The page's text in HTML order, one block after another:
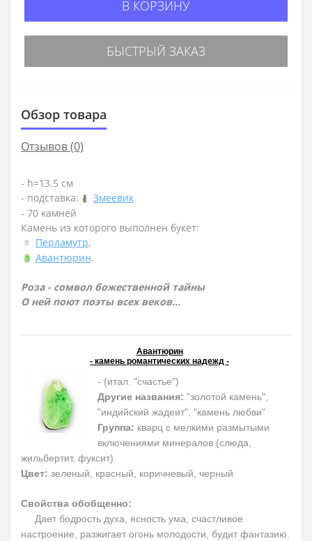
В КОРЗИНУ
БЫСТРЫЙ ЗАКАЗ
Обзор товара
Отзывов (0)
- h=13.5 см
- подставка:
Змеевик
- 70 камней
Камень из которого выполнен букет:
Перламутр,
Авантюрин.
Роза - сомвол божественной тайны
О ней поют поэты всех веков...
Авантюрин
- камень романтических надежд -
- (итал. "счастье")
Другие названия: "золотой камень",
"индийский жадеит", "камень любви"
Группа: кварц с мелкими размытыми
включениями минералов (слюда,
жильбертит, фуксит)
Цвет: зеленый, красный, коричневый, черный
Свойства обобщенно:
Дает бодрость духа, ясность ума, счастливое
настроение, разжигает огонь молодости, будит фантазию.